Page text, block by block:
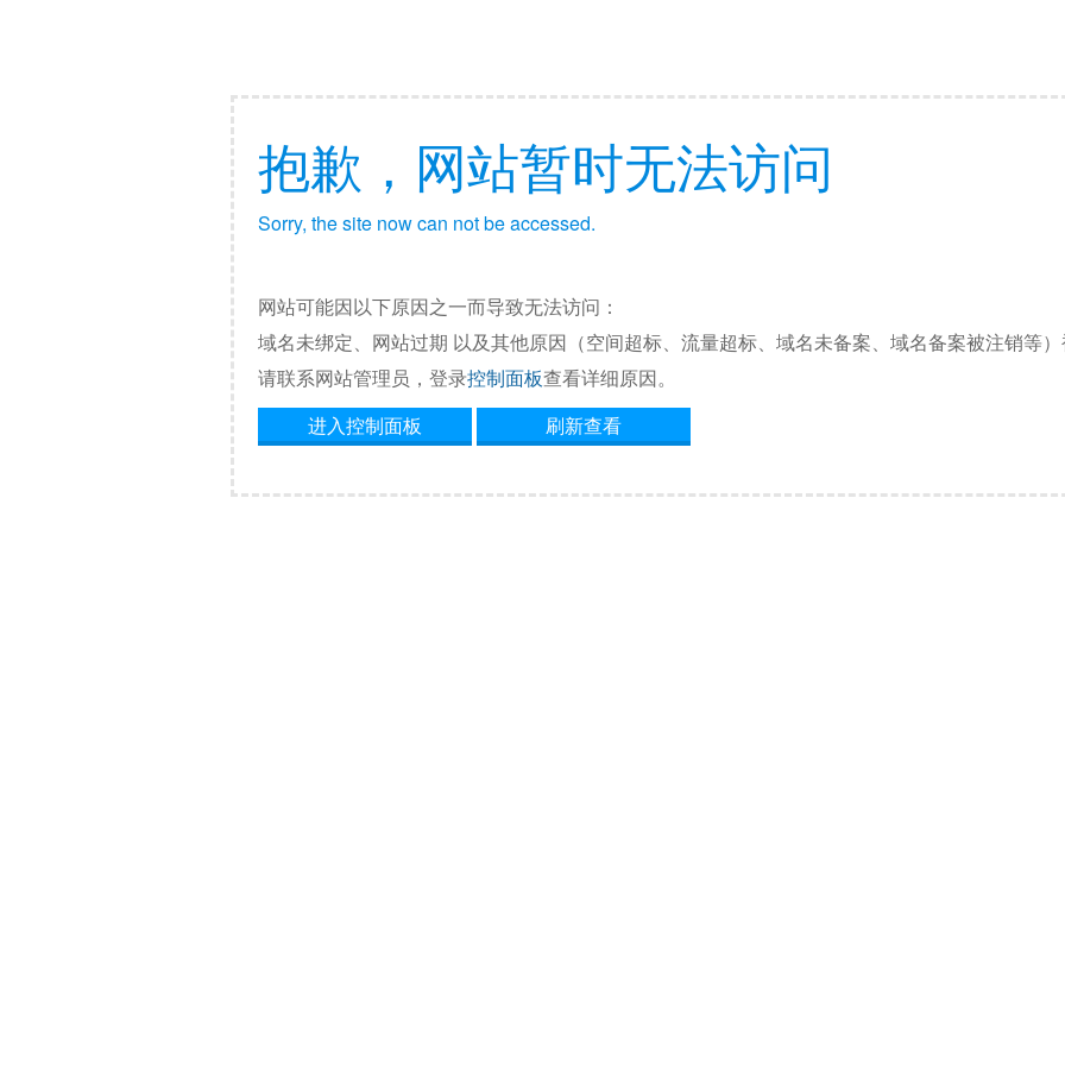
抱歉，网站暂时无法访问
Sorry, the site now can not be accessed.
网站可能因以下原因之一而导致无法访问：
域名未绑定、网站过期 以及其他原因（空间超标、流量超标、域名未备案、域名备案被注销等）
请联系网站管理员，登录控制面板查看详细原因。
进入控制面板
刷新查看